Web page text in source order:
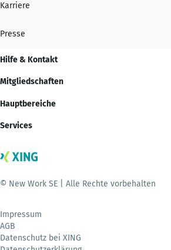
Karriere
Presse
Hilfe & Kontakt
Mitgliedschaften
Hauptbereiche
Services
© New Work SE | Alle Rechte vorbehalten
Impressum
AGB
Datenschutz bei XING